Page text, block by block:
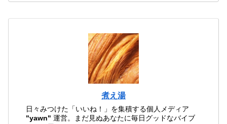
煮え湯
日々みつけた「いいね！」を集積する個人メディア
"yawn" 運営。まだ見ぬあなたに毎日グッドなバイブ